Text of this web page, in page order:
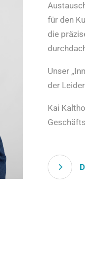
für den
die
Unser
der
Kai